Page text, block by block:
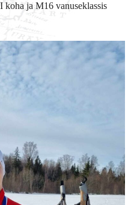
ja M16 vanuseklassis